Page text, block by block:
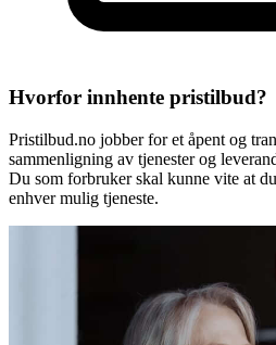
Hvorfor innhente pristilbud?
Pristilbud.no jobber for et åpent og
sammenligning av tjenester og
Du som forbruker skal kunne vite at
enhver mulig tjeneste.